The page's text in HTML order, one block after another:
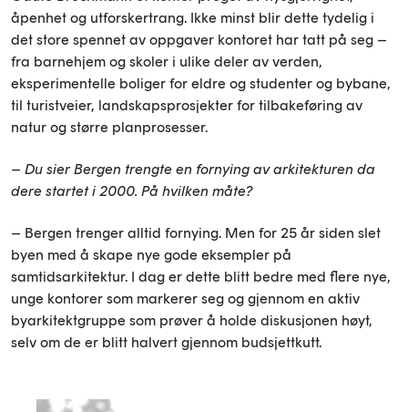
åpenhet og utforskertrang. Ikke minst blir dette tydelig i
det store spennet av oppgaver kontoret har tatt på seg –
fra barnehjem og skoler i ulike deler av verden,
eksperimentelle boliger for eldre og studenter og bybane,
til turistveier, landskapsprosjekter for tilbakeføring av
natur og større planprosesser.
– Du sier Bergen trengte en fornying av arkitekturen da
dere startet i 2000. På hvilken måte?
– Bergen trenger alltid fornying. Men for 25 år siden slet
byen med å skape nye gode eksempler på
samtidsarkitektur. I dag er dette blitt bedre med flere nye,
unge kontorer som markerer seg og gjennom en aktiv
byarkitektgruppe som prøver å holde diskusjonen høyt,
selv om de er blitt halvert gjennom budsjettkutt.